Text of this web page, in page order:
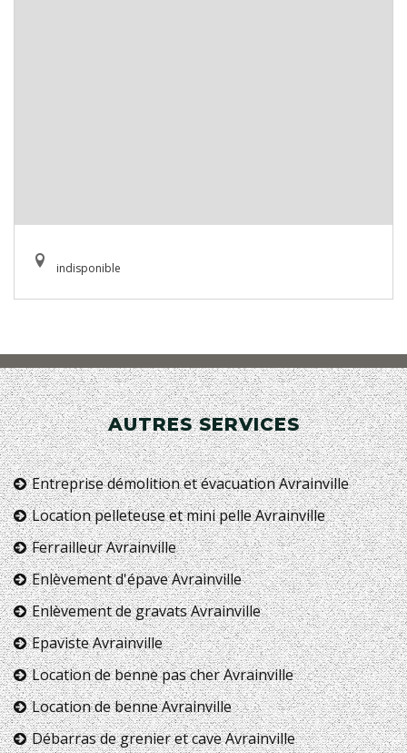
indisponible
AUTRES SERVICES
Entreprise démolition et évacuation Avrainville
Location pelleteuse et mini pelle Avrainville
Ferrailleur Avrainville
Enlèvement d'épave Avrainville
Enlèvement de gravats Avrainville
Epaviste Avrainville
Location de benne pas cher Avrainville
Location de benne Avrainville
Débarras de grenier et cave Avrainville